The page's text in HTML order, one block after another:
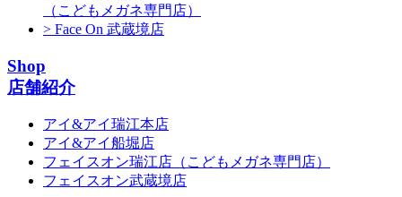
（こどもメガネ専門店）
> Face On 武蔵境店
Shop
店舗紹介
アイ&アイ瑞江本店
アイ&アイ船堀店
フェイスオン瑞江店 （こどもメガネ専門店）
フェイスオン武蔵境店